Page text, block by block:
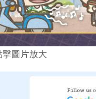
圖片放大